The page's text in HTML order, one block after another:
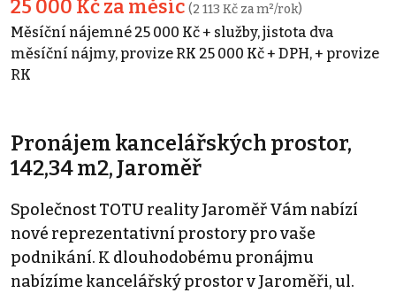
25 000 Kč za měsíc (2 113 Kč za m²/rok)
Měsíční nájemné 25 000 Kč + služby, jistota dva
měsíční nájmy, provize RK 25 000 Kč + DPH, + provize
RK
Pronájem kancelářských prostor,
142,34 m2, Jaroměř
Společnost TOTU reality Jaroměř Vám nabízí
nové reprezentativní prostory pro vaše
podnikání. K dlouhodobému pronájmu
nabízíme kancelářský prostor v Jaroměři, ul.